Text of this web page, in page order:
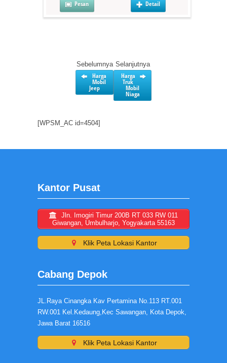
Pesan Detail
Sebelumnya
Harga
Mobil
Jeep
Selanjutnya
Harga
Truk
Mobil
Niaga
[WPSM_AC id=4504]
Kantor Pusat
Jln. Imogiri Timur 200B RT 033 RW 011
Giwangan, Umbulharjo, Yogyakarta 55163
Klik Peta Lokasi Kantor
Cabang Depok
JL.Raya Cinangka Kav Pertamina No.113 RT.001
RW.001 Kel.Kedaung,Kec Sawangan, Kota Depok,
Jawa Barat 16516
Klik Peta Lokasi Kantor